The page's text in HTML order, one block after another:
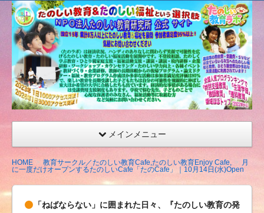
たの
しい
教育
研究
所
（沖
縄）
公式
ト
メインメニュー
HOME 教育サークル／たのしい教育Cafe,たのしい教育Enjoy Cafe,
月
に一度だけオープンするたのしいCafe「たのCafe」｜10月14日(水)Open
「ねばならない」に囲まれた日々、『たのしい教育の発